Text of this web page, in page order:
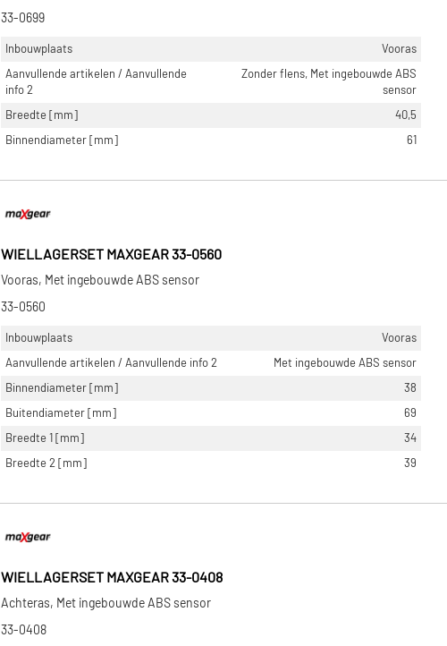
33-0699
Inbouwplaats
Vooras
Aanvullende artikelen / Aanvullende
info 2
Zonder flens, Met ingebouwde ABS
sensor
Breedte [mm]
40,5
Binnendiameter [mm]
61
WIELLAGERSET MAXGEAR 33-0560
Vooras, Met ingebouwde ABS sensor
33-0560
Inbouwplaats
Vooras
Aanvullende artikelen / Aanvullende info 2
Met ingebouwde ABS sensor
Binnendiameter [mm]
38
Buitendiameter [mm]
69
Breedte 1 [mm]
34
Breedte 2 [mm]
39
WIELLAGERSET MAXGEAR 33-0408
Achteras, Met ingebouwde ABS sensor
33-0408